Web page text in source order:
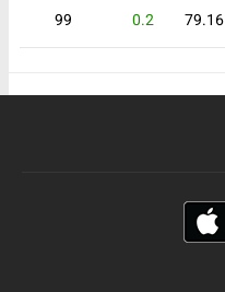
79.16
0.2
99